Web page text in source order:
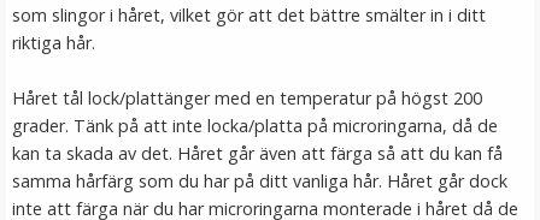
#8 Mellanbrun - Original äkta löshår remy nagelslingor
som slingor i håret, vilket gör att det bättre smälter in i ditt
riktiga hår.
Håret tål lock/plattänger med en temperatur på högst 200
grader. Tänk på att inte locka/platta på microringarna, då de
kan ta skada av det. Håret går även att färga så att du kan få
samma hårfärg som du har på ditt vanliga hår. Håret går dock
inte att färga när du har microringarna monterade i håret då de